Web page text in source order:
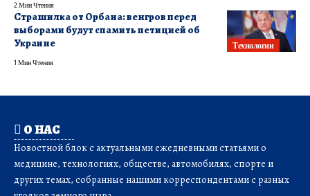
2 Мин Чтения
Технологии
Страшилка от Орбана: венгров перед
выборами будут спамить петицией об
Украине
1 Мин Чтения
О НАС
Новостной блок с актуальными ежедневными статьями о
медицине, технологиях, обществе, автомобилях, спорте и
других темах, собранные нашими корреспондентами с разных